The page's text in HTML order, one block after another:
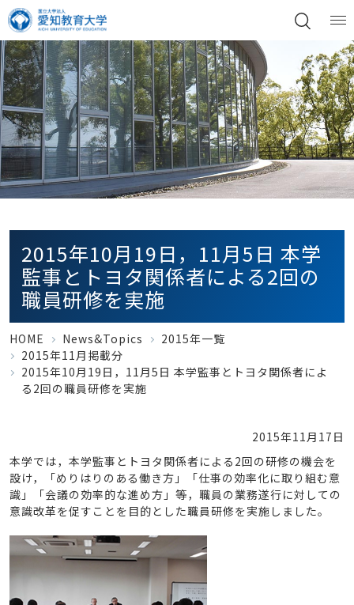
2015年10月19日，11月5日 本学
監事とトヨタ関係者による2回の
職員研修を実施
HOME News&Topics
2015年一覧
2015年11月掲載分
2015年10月19日，11月5日 本学監事とトヨタ関係者によ
る2回の職員研修を実施
2015年11月17日
本学では，本学監事とトヨタ関係者による2回の研修の機会を
設け，「めりはりのある働き方」「仕事の効率化に取り組む意
識」「会議の効率的な進め方」等，職員の業務遂行に対しての
意識改革を促すことを目的とした職員研修を実施しました。